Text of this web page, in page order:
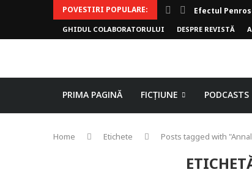
POVESTIRI POPULARE: Efectul
GHIDUL COLABORATORULUI DESPRE REVISTĂ
PRIMA PAGINĂ FICȚIUNE PODCASTS
Home Etichete Posts tagged with